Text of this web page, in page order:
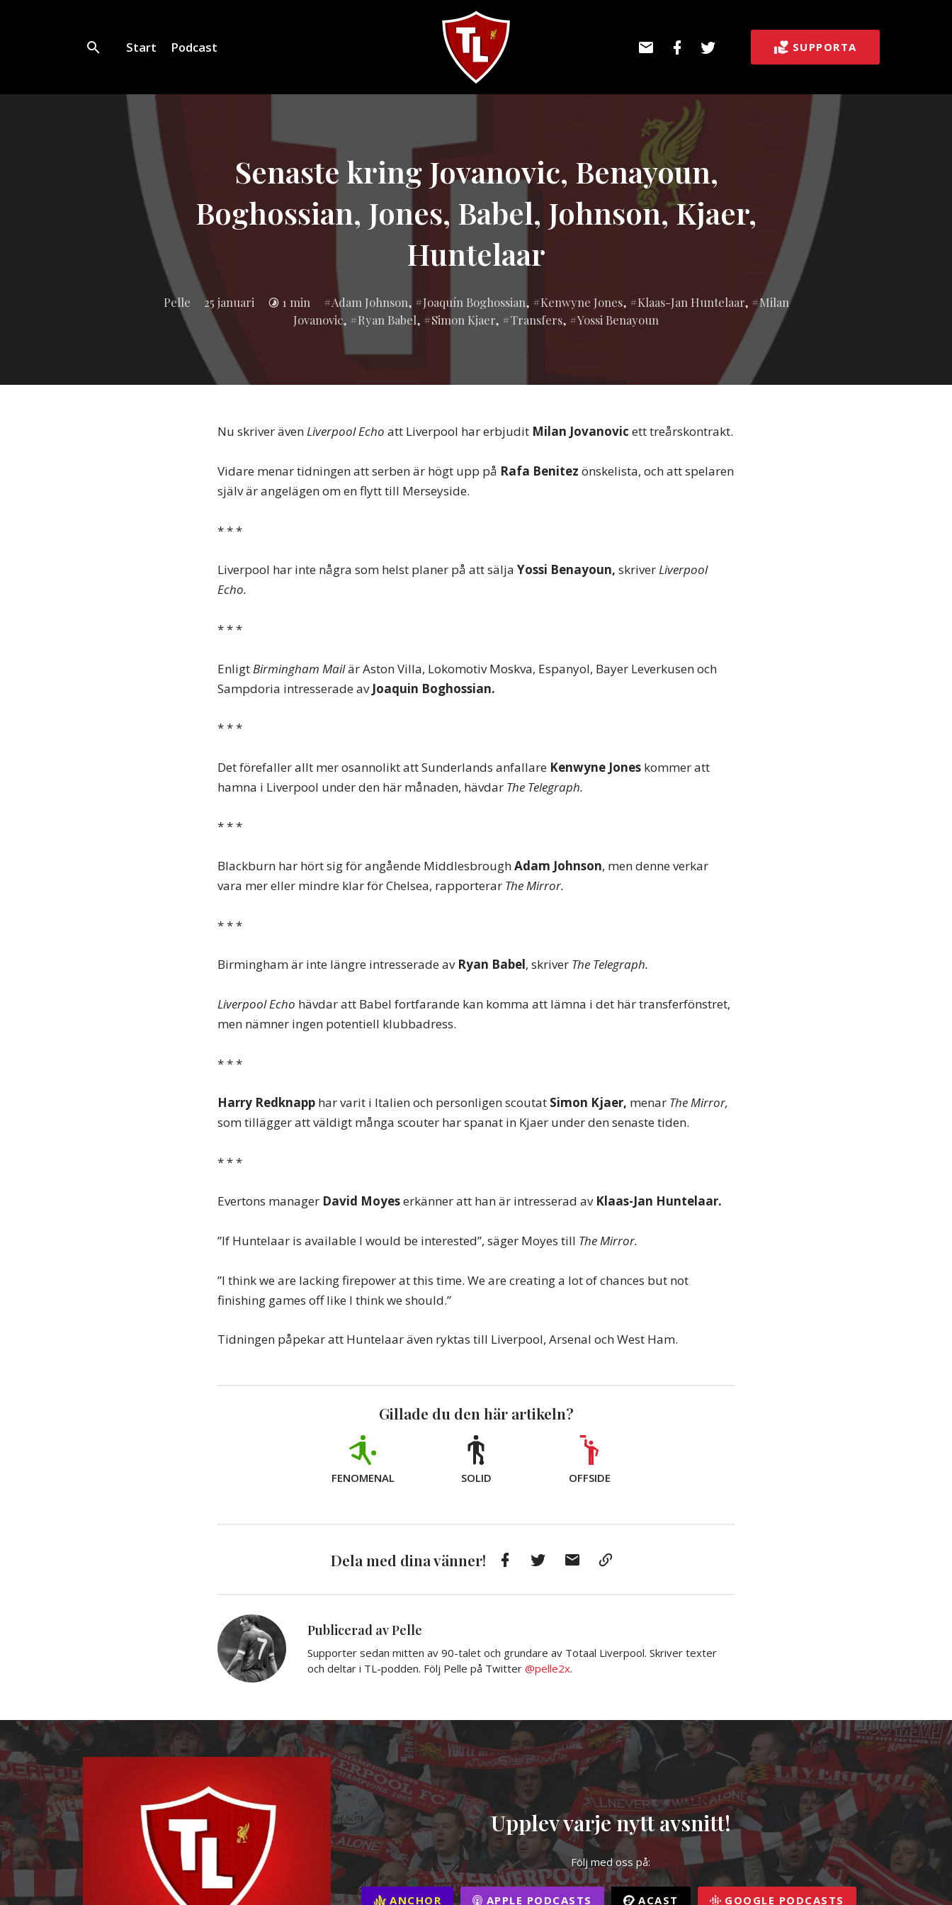
Sveriges
Start Podcast post
Facebook SUPPORTA
Senaste kring Jovanovic, Benayoun,
Boghossian, Jones, Babel, Johnson, Kjaer,
Huntelaar
Pelle 25 januari 1 min
Inlagd
i:
Adam Johnson, Joaquín Boghossian, Kenwyne Jones, Klaas-Jan Huntelaar,
Milan
Jovanovic, Ryan Babel, Simon Kjaer, Transfers, Yossi Benayoun
Nu skriver ävenLiverpool Echo att Liverpool har erbjudit Milan Jovanovic ett treårskontrakt.
Vidare menar tidningen att serben är högt upp på Rafa Benitez önskelista, och att spelaren
själv är angelägen om en flytt till Merseyside.
* * *
Liverpool har inte några som helst planer på att sälja Yossi Benayoun, skriverLiverpool
Echo.
* * *
Enligt Birmingham Mailär Aston Villa, Lokomotiv Moskva, Espanyol, Bayer Leverkusen och
Sampdoria intresserade av Joaquin Boghossian.
* * *
Det förefaller allt mer osannolikt att Sunderlands anfallare Kenwyne Jones kommer att
hamna i Liverpool under den här månaden, hävdar The Telegraph.
* * *
Blackburn har hört sig för angående MiddlesbroughAdam Johnson, men denne verkar
vara mer eller mindre klar för Chelsea, rapporterar The Mirror.
* * *
Birmingham är inte längre intresserade avRyan Babel, skriver The Telegraph.
Liverpool Echo hävdar att Babel fortfarande kan komma att lämna i det här transferfönstret,
men nämner ingen potentiell klubbadress.
* * *
Harry Redknapp har varit i Italien och personligen scoutat Simon Kjaer, menar The Mirror,
som tillägger att väldigt många scouter har spanat in Kjaer under den senaste tiden.
* * *
Evertons manager David Moyeserkänner att han är intresserad av Klaas-Jan Huntelaar.
”If Huntelaar is available I would be interested”, säger Moyes till The Mirror.
”I think we are lacking firepower at this time. We are creating a lot of chances but not
finishing games off like I think we should.”
Tidningen påpekar att Huntelaar även ryktas till Liverpool, Arsenal och West Ham.
Gillade du den här artikeln?
FENOMENAL SOLID OFFSIDE
Dela med dina vänner! FacebookTwitter
post
Publicerad av Pelle
Supporter sedan mitten av 90-talet och grundare av Totaal Liverpool. Skriver texter
och deltar i TL-podden. Följ Pelle på Twitter @pelle2x.
Upplev varje nytt avsnitt!
Följ med oss på:
ANCHOR APPLE PODCASTS ACAST GOOGLE PODCASTS